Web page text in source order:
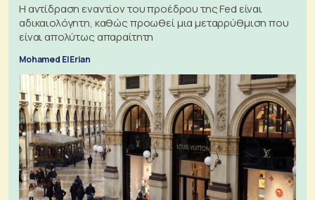
Η αντίδραση εναντίον του προέδρου της Fed είναι
αδικαιολόγητη, καθώς προωθεί μια μεταρρύθμιση που
είναι απολύτως απαραίτητη
Mohamed El Erian